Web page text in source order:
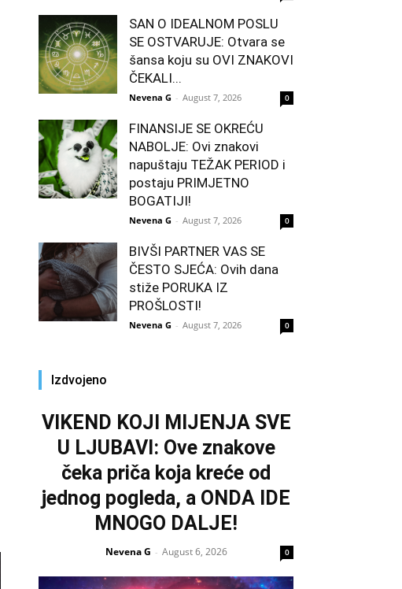
SAN O IDEALNOM POSLU
SE OSTVARUJE: Otvara se
šansa koju su OVI ZNAKOVI
ČEKALI...
Nevena G - August 7, 2026 0
FINANSIJE SE OKREĆU
NABOLJE: Ovi znakovi
napuštaju TEŽAK PERIOD i
postaju PRIMJETNO
BOGATIJI!
Nevena G - August 7, 2026 0
BIVŠI PARTNER VAS SE
ČESTO SJEĆA: Ovih dana
stiže PORUKA IZ
PROŠLOSTI!
Nevena G - August 7, 2026 0
Izdvojeno
VIKEND KOJI MIJENJA SVE
U LJUBAVI: Ove znakove
čeka priča koja kreće od
jednog pogleda, a ONDA IDE
MNOGO DALJE!
Nevena G - August 6, 2026 0